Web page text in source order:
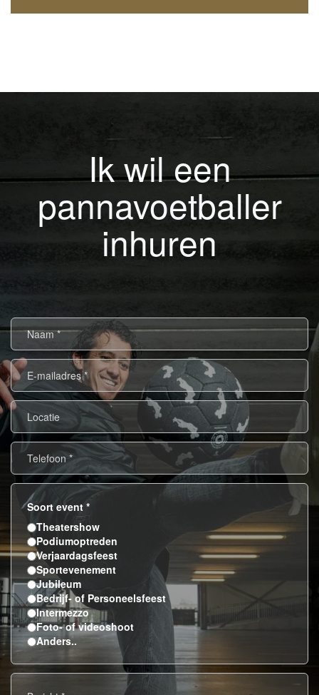
Ik wil een
pannavoetballer
inhuren
Naam
E-
mailadres
*
Locatie
Telefoon
*
Soort event *
Theatershow
Podiumoptreden
Verjaardagsfeest
Sportevenement
Jubileum
Bedrijf- of Personeelsfeest
Intermezzo
Foto- of videoshoot
Anders..
Bericht